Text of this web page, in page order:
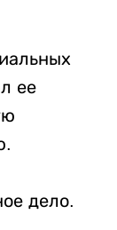
ее
дело.